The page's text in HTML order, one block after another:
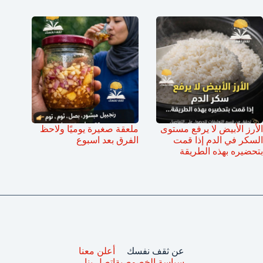
الأرز الأبيض لا يرفع مستوى
السكر في الدم إذا قمت
بتحضيره بهذه الطريقة
ملعقة صغيرة يوميًا ولاحظ
الفرق بعد اسبوع
عن ثقف نفسك
أعلن معنا